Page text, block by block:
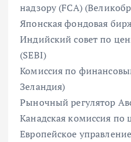
надзору (FCA)
Японская фондовая
Индийский совет по
(SEBI)
Комиссия по
Зеландия)
Рыночный регулятор
Канадская комиссия
Европейское